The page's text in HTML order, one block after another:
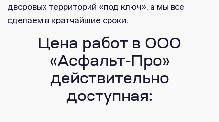
дворовых территорий «под ключ», а мы все
сделаем в кратчайшие сроки.
Цена работ в ООО
«Асфальт-Про»
действительно
доступная: